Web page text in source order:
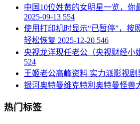
中国10位姓黄的女明星一览，你
2025-09-13 554
使用打印机时显示“已暂停”，按
轻松恢复 2025-12-20 546
央视龙洋现任老公（央视财经小
524
王姬老公高峰资料 实力派影视剧
银河奥特曼维克特利奥特曼怪兽
热门标签